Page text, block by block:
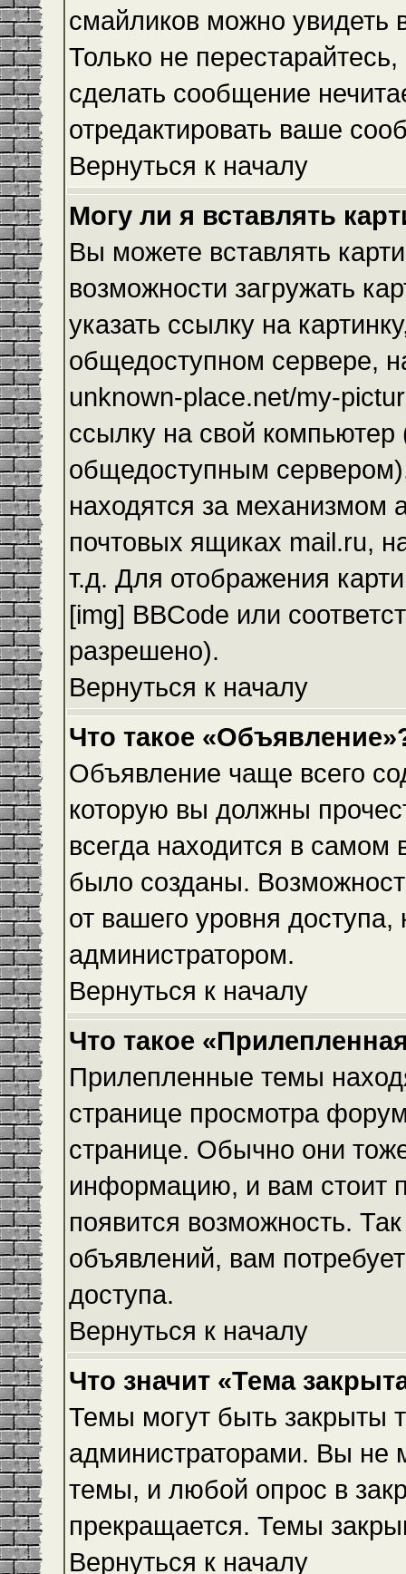
смайликов можно
Только не
сделать сообщение
отредактировать ваше
Вернуться к началу
Могу ли я вставлять
Вы можете вставлять
возможности загружать
указать ссылку на
общедоступном сервере,
unknown-place.net/my-
ссылку на свой компьютер
общедоступным
находятся за механизмом
почтовых ящиках mail.ru,
т.д. Для отображения
[img] BBCode или
разрешено).
Вернуться к началу
Что такое
Объявление чаще всего
которую вы должны
всегда находится в
было созданы.
от вашего уровня
администратором.
Вернуться к началу
Что такое
Прилепленные темы
странице просмотра
странице. Обычно они
информацию, и вам стоит
появится возможность.
объявлений, вам
доступа.
Вернуться к началу
Что значит «Тема
Темы могут быть закрыты
администраторами. Вы не
темы, и любой опрос в
прекращается. Темы
Вернуться к началу